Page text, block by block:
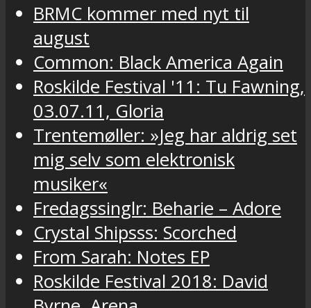
BRMC kommer med nyt til
august
Common: Black America Again
Roskilde Festival '11: Tu Fawning,
03.07.11, Gloria
Trentemøller: »Jeg har aldrig set
mig selv som elektronisk
musiker«
Fredagssinglr: Beharie – Adore
Crystal Shipsss: Scorched
From Sarah: Notes EP
Roskilde Festival 2018: David